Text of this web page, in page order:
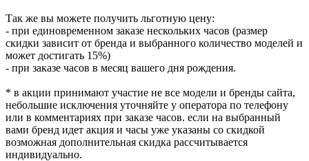
Так же вы можете получить льготную цену:
- при единовременном заказе нескольких часов (размер
скидки зависит от бренда и выбранного количество моделей и
может достигать 15%)
- при заказе часов в месяц вашего дня рождения.
* в акции принимают участие не все модели и бренды сайта,
небольшие исключения уточняйте у оператора по телефону
или в комментариях при заказе часов. если на выбранный
вами бренд идет акция и часы уже указаны со скидкой
возможная дополнительная скидка рассчитывается
индивидуально.